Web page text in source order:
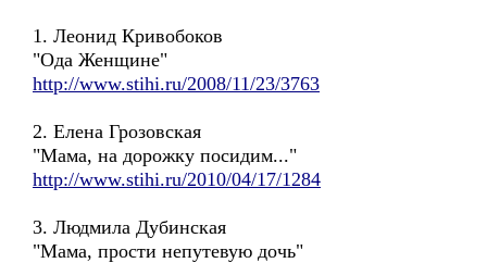
1. Леонид Кривобоков
"Ода Женщине"
http://www.stihi.ru/2008/11/23/3763
2. Елена Грозовская
"Мама, на дорожку посидим..."
http://www.stihi.ru/2010/04/17/1284
3. Людмила Дубинская
"Мама, прости непутевую дочь"